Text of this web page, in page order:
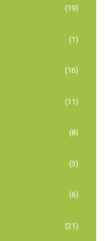
(19)
(1)
(16)
(11)
(8)
(3)
(6)
(21)